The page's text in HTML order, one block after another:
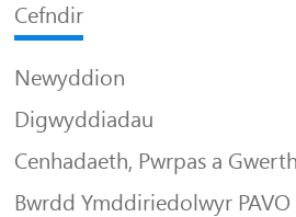
Cefndir
Newyddion
Digwyddiadau
Cenhadaeth, Pwrpas a
Bwrdd Ymddiriedolwyr PAVO